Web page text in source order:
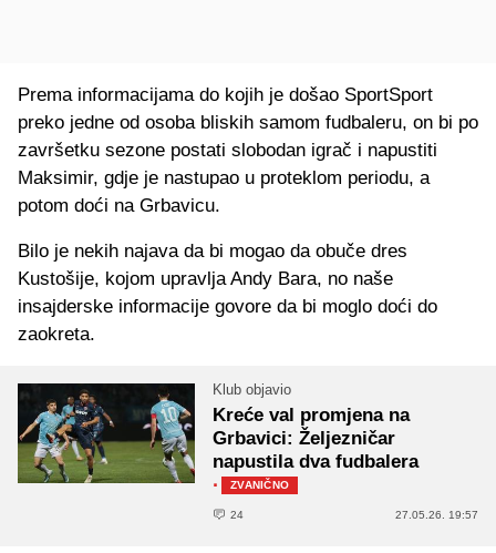
Prema informacijama do kojih je došao SportSport
preko jedne od osoba bliskih samom fudbaleru, on bi po
završetku sezone postati slobodan igrač i napustiti
Maksimir, gdje je nastupao u proteklom periodu, a
potom doći na Grbavicu.
Bilo je nekih najava da bi mogao da obuče dres
Kustošije, kojom upravlja Andy Bara, no naše
insajderske informacije govore da bi moglo doći do
zaokreta.
Klub objavio
Kreće val promjena na
Grbavici: Željezničar
napustila dva fudbalera
· ZVANIČNO
24 27.05.26. 19:57